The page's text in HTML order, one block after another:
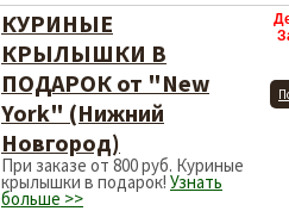
КУРИНЫЕ
КРЫЛЫШКИ В
ПОДАРОК от "New
York" (Нижний
Новгород)
При заказе от 800 руб. Куриные
крылышки в подарок! Узнать
больше >>